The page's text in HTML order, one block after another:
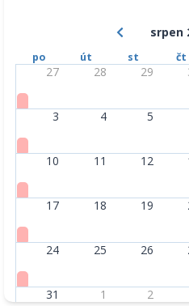
srpen
po út st čt
27 28 29
3 4 5
10 11 12
17 18 19
24 25 26
31 1 2